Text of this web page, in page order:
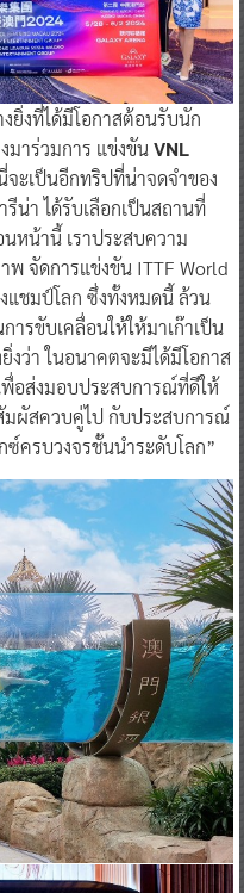
ยิ่งที่ได้มีโอกาสต้อนรับนัก
มาร่วมการ แข่งขันVNL
จะเป็นอีกทริปที่น่าจดจำของ
น่า ได้รับเลือกเป็นสถานที่
หน้านี้ เราประสบความ
พ จัดการแข่งขัน ITTF World
แชมป์โลก ซึ่งทั้งหมดนี้ ล้วน
ารขับเคลื่อนให้ให้มาเก๊าเป็น
งว่า ในอนาคตจะมีได้มีโอกาส
พื่อส่งมอบประสบการณ์ที่ดีให้
ซ์ครบวงจรชั้นนำระดับโลก”